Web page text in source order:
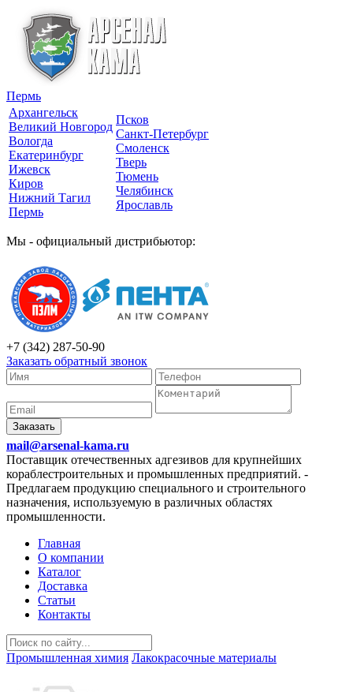
Пермь
Архангельск
Великий Новгород
Вологда
Екатеринбург
Ижевск
Киров
Нижний Тагил
Пермь
Псков
Санкт-Петербург
Смоленск
Тверь
Тюмень
Челябинск
Ярославль
Мы - официальный дистрибьютор:
+7 (342) 287-50-90
Заказать обратный звонок
Заказать
mail@arsenal-kama.ru
Поставщик отечественных адгезивов для крупнейших
кораблестроительных и промышленных предприятий. -
Предлагаем продукцию специального и строительного
назначения, используемую в различных областях
промышленности.
Главная
О компании
Каталог
Доставка
Статьи
Контакты
Промышленная химия Лакокрасочные материалы